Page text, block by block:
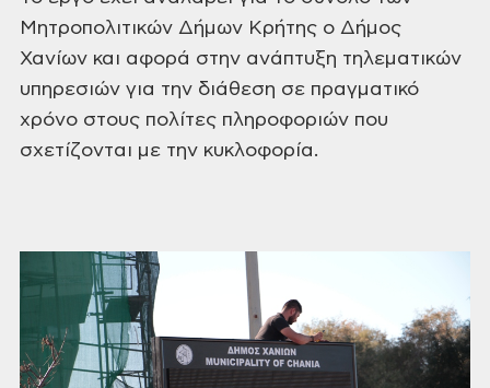
Μητροπολιτικών Δήμων Κρήτης ο Δήμος
Χανίων και αφορά στην ανάπτυξη τηλεματικών
υπηρεσιών για την διάθεση σε πραγματικό
χρόνο στους πολίτες πληροφοριών που
σχετίζονται με την κυκλοφορία.